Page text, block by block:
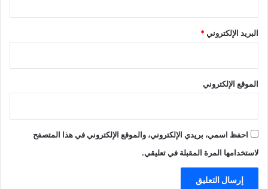
البريد الإلكتروني*
الموقع الإلكتروني
احفظ اسمي، بريدي الإلكتروني، والموقع الإلكتروني في هذا المتصفح
لاستخدامها المرة المقبلة في تعليقي.